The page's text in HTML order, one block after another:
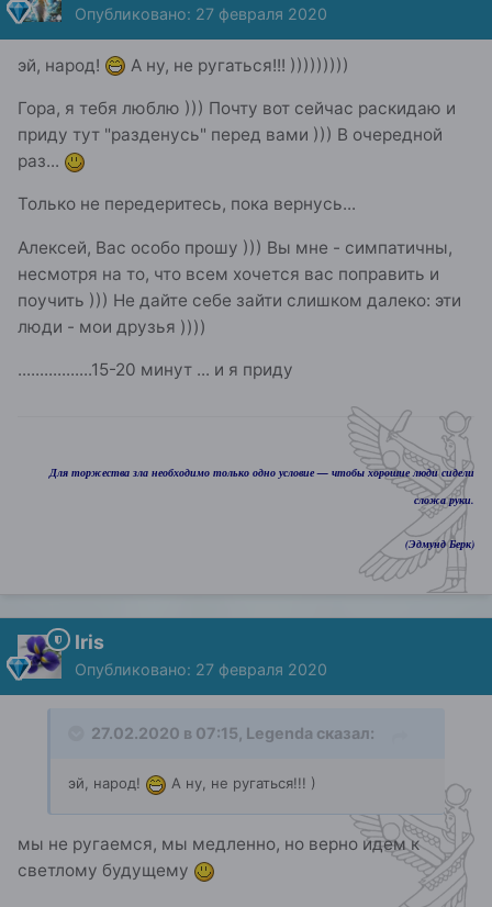
Опубликовано: 27 февраля 2020
эй, народ! А ну, не ругаться!!! )))))))))
Гора, я тебя люблю ))) Почту вот сейчас раскидаю и
приду тут "разденусь" перед вами ))) В очередной
раз...
Только не передеритесь, пока вернусь...
Алексей, Вас особо прошу ))) Вы мне - симпатичны,
несмотря на то, что всем хочется вас поправить и
поучить ))) Не дайте себе зайти слишком далеко: эти
люди - мои друзья ))))
.................15-20 минут ... и я приду
Для торжества зла необходимо только одно условие — чтобы хорошие люди сидели
сложа руки.
(Эдмунд Берк)
Iris
Опубликовано: 27 февраля 2020
27.02.2020 в 07:15, Legenda сказал:
эй, народ! А ну, не ругаться!!! )
мы не ругаемся, мы медленно, но верно идем к
светлому будущему